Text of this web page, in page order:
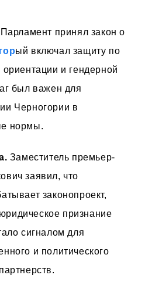
Парламент принял закон о
ый включал защиту по
ориентации и гендерной
был важен для
Черногории в
нормы.
Заместитель премьер-
заявил, что
законопроект,
признание
сигналом для
и политического